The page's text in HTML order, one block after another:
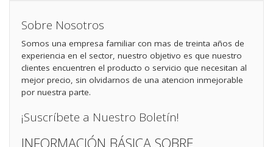
Sobre Nosotros
Somos una empresa familiar con mas de treinta años de
experiencia en el sector, nuestro objetivo es que nuestro
clientes encuentren el producto o servicio que necesitan al
mejor precio, sin olvidarnos de una atencion inmejorable
por nuestra parte.
¡Suscríbete a Nuestro Boletín!
INFORMACIÓN BÁSICA SOBRE